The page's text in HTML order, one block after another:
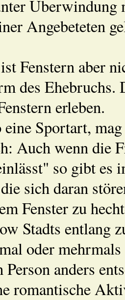
Überwindung
Angebeteten
Fenstern aber
des Ehebruchs.
erleben.
Sportart,
Auch wenn die
so gibt es
sich daran
Fenster zu
Stadts entlang
oder
anders
romantische